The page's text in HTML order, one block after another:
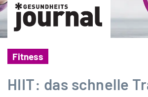
Fitness
HIIT: das schnelle